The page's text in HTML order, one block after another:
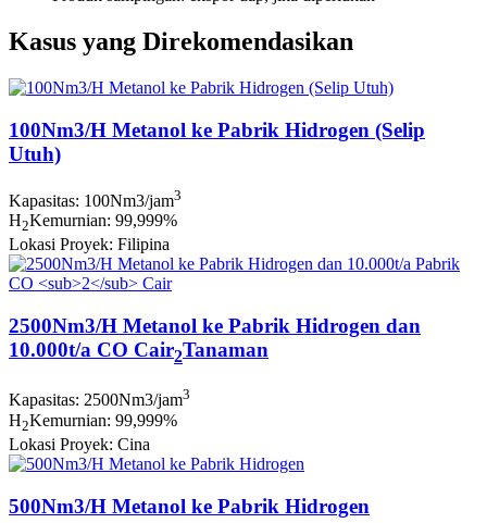
Kasus yang Direkomendasikan
100Nm3/H Metanol ke Pabrik Hidrogen (Selip
Utuh)
Kapasitas: 100Nm3/jam3
H2Kemurnian: 99,999%
Lokasi Proyek: Filipina
2500Nm3/H Metanol ke Pabrik Hidrogen dan
10.000t/a CO Cair2Tanaman
Kapasitas: 2500Nm3/jam3
H2Kemurnian: 99,999%
Lokasi Proyek: Cina
500Nm3/H Metanol ke Pabrik Hidrogen